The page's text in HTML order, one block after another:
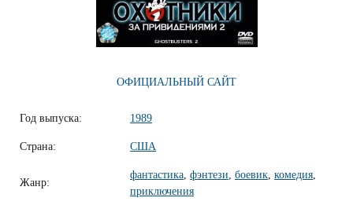
ОФИЦИАЛЬНЫЙ САЙТ
Год выпуска: 1989
Страна: США
Жанр:
фантастика, фэнтези, боевик, комедия,
приключения